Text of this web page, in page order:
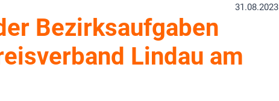
31.08.2023
Bezirksaufgaben
Lindau am